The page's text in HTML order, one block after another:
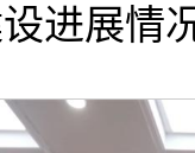
进展情